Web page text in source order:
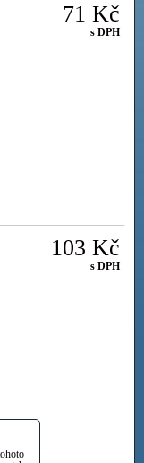
71 Kč
s DPH
103 Kč
s DPH